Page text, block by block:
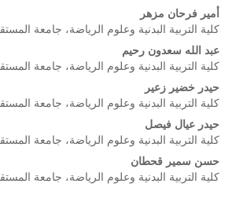
محتوى
المقالة
الرئيسي
أمير فرحان مزهر
كلية التربية البدنية وعلوم الرياضة، جامعة
عبد الله سعدون رحيم
كلية التربية البدنية وعلوم الرياضة، جامعة
حيدر خضير زعير
كلية التربية البدنية وعلوم الرياضة، جامعة
حيدر عيال فيصل
كلية التربية البدنية وعلوم الرياضة، جامعة
حسن سمير قحطان
كلية التربية البدنية وعلوم الرياضة، جامعة